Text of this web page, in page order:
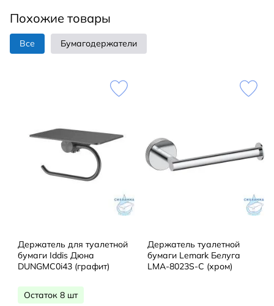
Похожие товары
Все Бумагодержатели
Держатель для туалетной
бумаги Iddis Дюна
DUNGMC0i43 (графит)
Остаток 8 шт
Держатель туалетной
бумаги Lemark Белуга
LMA-8023S-C (хром)